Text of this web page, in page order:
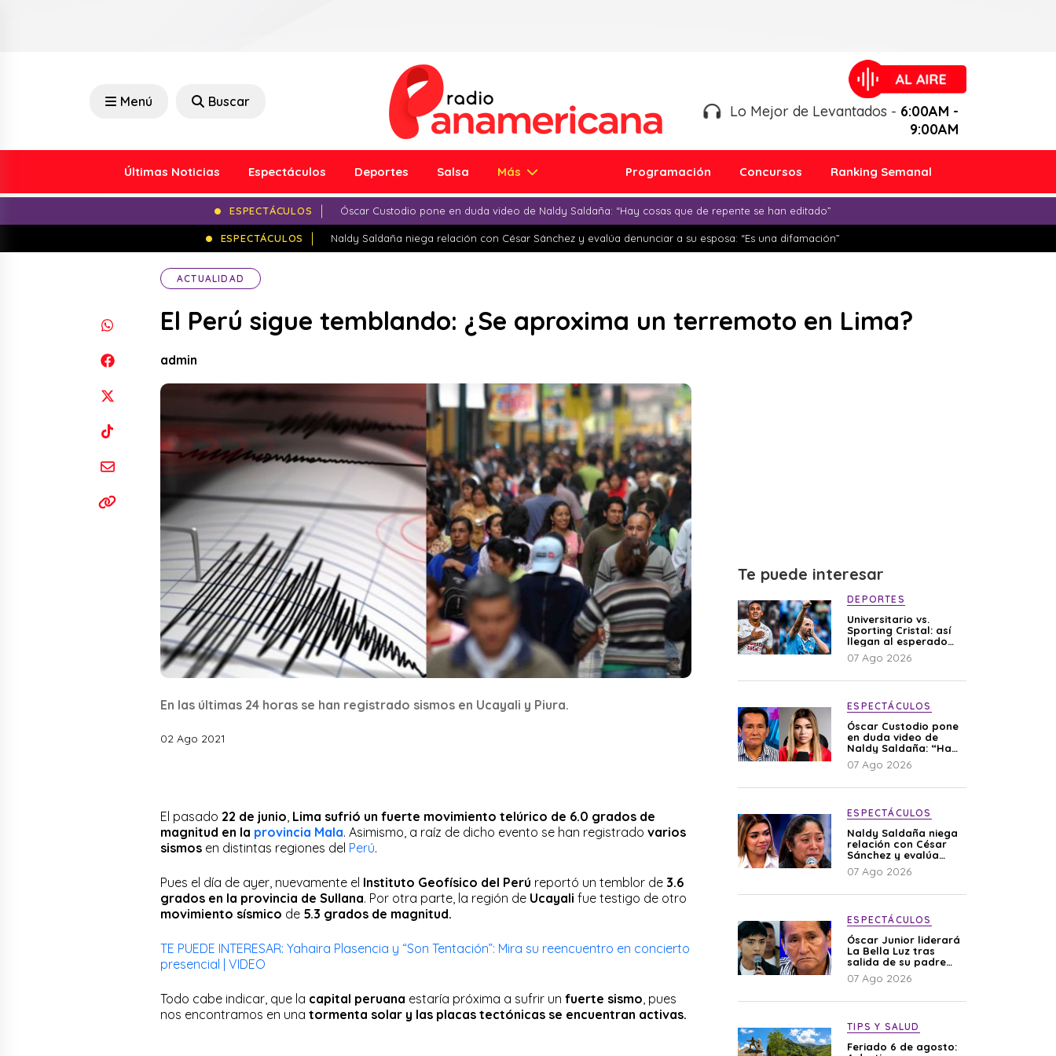
Menú Buscar
Lo Mejor de Levantados - 6:00AM -
9:00AM
Últimas Noticias Espectáculos Deportes Salsa Más Programación Concursos Ranking Semanal
ESPECTÁCULOS Óscar Custodio pone en duda video de Naldy Saldaña: “Hay cosas que de repente se han editado”
ESPECTÁCULOS Naldy Saldaña niega relación con César Sánchez y evalúa denunciar a su esposa: “Es una difamación”
ACTUALIDAD
El Perú sigue temblando: ¿Se aproxima un terremoto en Lima?
admin
En las últimas 24 horas se han registrado sismos en Ucayali y Piura.
02 Ago 2021
El pasado 22 de junio Lima sufrió un fuerte movimiento telúrico de 6.0 grados de
magnitud en la provincia Mala. Asimismo, a raíz de dicho evento se han registrado varios
sismos en distintas regiones del Perú.
Pues el día de ayer, nuevamente el Instituto Geofísico del Perú reportó un temblor de 3.6
grados en la provincia de Sullana. Por otra parte, la región de Ucayali fue testigo de otro
movimiento sísmico de 5.3 grados de magnitud.
TE PUEDE INTERESAR: Yahaira Plasencia y “Son Tentación”: Mira su reencuentro en concierto
presencial | VIDEO
Todo cabe indicar, que la capital peruana estaría próxima a sufrir un fuerte sismo , pues
nos encontramos en una tormenta solar y las placas tectónicas se encuentran activas.
Te puede interesar
DEPORTES
Universitario vs.
Sporting Cristal: así
llegan al esperado
duelo
07 Ago 2026
ESPECTÁCULOS
Óscar Custodio pone
en duda video de
Naldy Saldaña: “Hay
cosas que de repente
se han editado”
07 Ago 2026
ESPECTÁCULOS
Naldy Saldaña niega
relación con César
Sánchez y evalúa
denunciar a su
esposa: “Es una
07 Ago 2026
ESPECTÁCULOS
Óscar Junior liderará
La Bella Luz tras
salida de su padre
por polémica con
Naldy Saldaña
07 Ago 2026
TIPS Y SALUD
Feriado 6 de agosto: